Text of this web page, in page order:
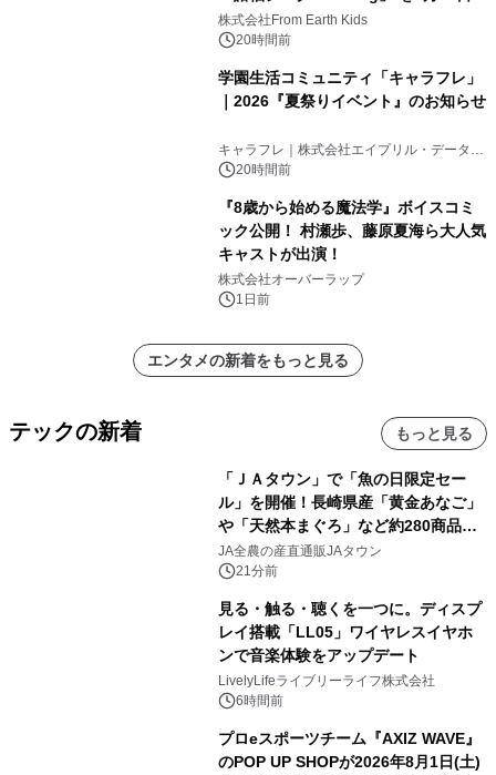
(日)開催
株式会社From Earth Kids
20時間前
学園生活コミュニティ「キャラフレ」
｜2026『夏祭りイベント』のお知らせ
キャラフレ｜株式会社エイプリル・データ・
デザインズ
20時間前
『8歳から始める魔法学』ボイスコミ
ック公開！ 村瀬歩、藤原夏海ら大人気
キャストが出演！
株式会社オーバーラップ
1日前
エンタメの新着をもっと見る
テックの新着 もっと見る
「ＪＡタウン」で「魚の日限定セー
ル」を開催！長崎県産「黄金あなご」
や「天然本まぐろ」など約280商品を
販売！～毎月１０日の定例企画～
JA全農の産直通販JAタウン
21分前
見る・触る・聴くを一つに。ディスプ
レイ搭載「LL05」ワイヤレスイヤホ
ンで音楽体験をアップデート
LivelyLifeライブリーライフ株式会社
6時間前
プロeスポーツチーム『AXIZ WAVE』
のPOP UP SHOPが2026年8月1日(土)